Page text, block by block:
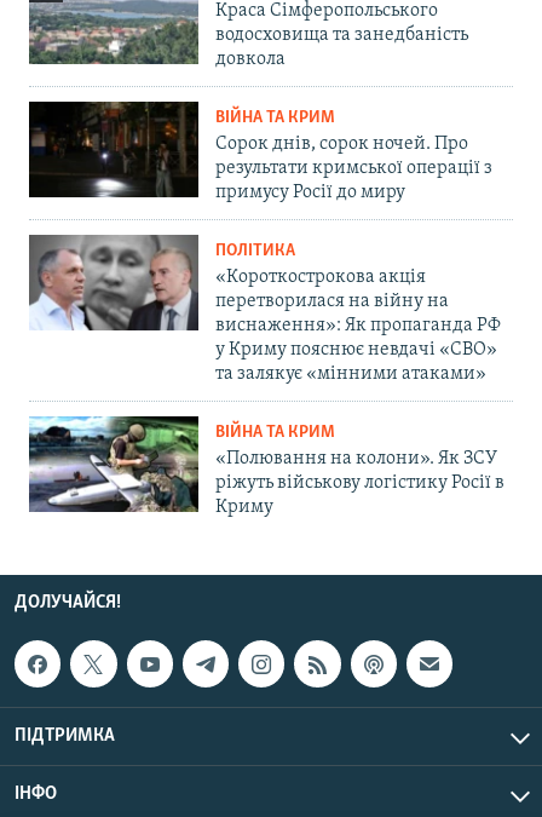
Краса Сімферопольського
водосховища та занедбаність
довкола
ВІЙНА ТА КРИМ
Сорок днів, сорок ночей. Про
результати кримської операції з
примусу Росії до миру
ПОЛІТИКА
«Короткострокова акція
перетворилася на війну на
виснаження»: Як пропаганда РФ
у Криму пояснює невдачі «СВО»
та залякує «мінними атаками»
ВІЙНА ТА КРИМ
«Полювання на колони». Як ЗСУ
ріжуть військову логістику Росії в
Криму
ДОЛУЧАЙСЯ!
ПІДТРИМКА
ІНФО